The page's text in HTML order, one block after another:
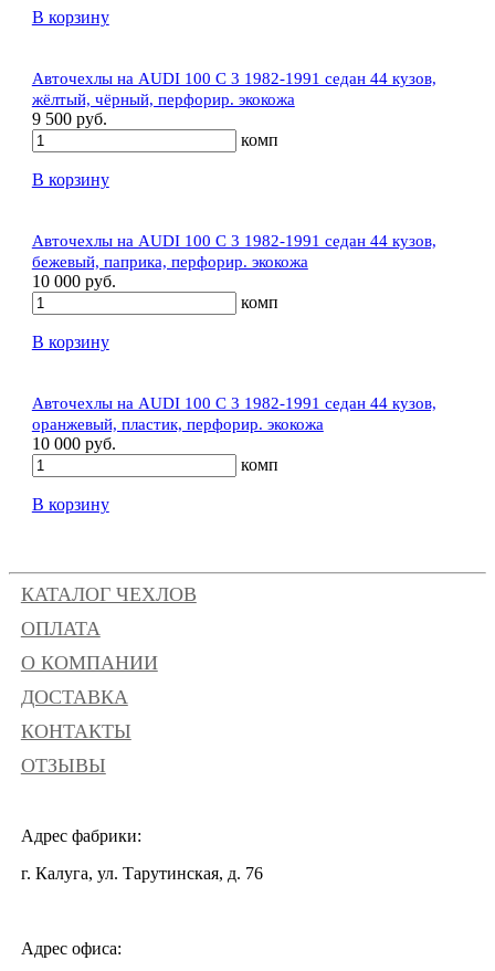
В корзину
Авточехлы на AUDI 100 C 3 1982-1991 седан 44 кузов,
жёлтый, чёрный, перфорир. экокожа
9 500 руб.
комп
В корзину
Авточехлы на AUDI 100 C 3 1982-1991 седан 44 кузов,
бежевый, паприка, перфорир. экокожа
10 000 руб.
комп
В корзину
Авточехлы на AUDI 100 C 3 1982-1991 седан 44 кузов,
оранжевый, пластик, перфорир. экокожа
10 000 руб.
комп
В корзину
КАТАЛОГ ЧЕХЛОВ
ОПЛАТА
О КОМПАНИИ
ДОСТАВКА
КОНТАКТЫ
ОТЗЫВЫ
Адрес фабрики:
г. Калуга, ул. Тарутинская, д. 76
Адрес офиса: